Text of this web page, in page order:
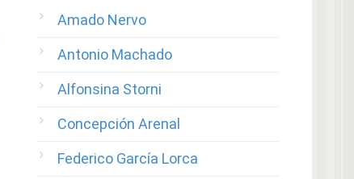
Amado Nervo
Antonio Machado
Alfonsina Storni
Concepción Arenal
Federico García Lorca